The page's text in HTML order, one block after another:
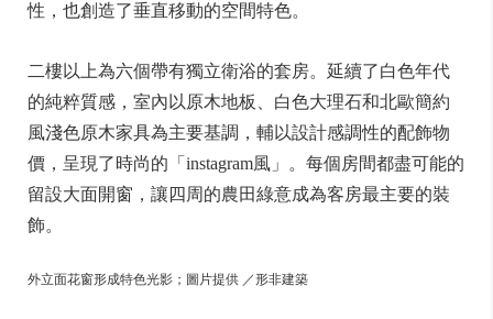
性，也創造了垂直移動的空間特色。
二樓以上為六個帶有獨立衛浴的套房。延續了白色年代
的純粹質感，室內以原木地板、白色大理石和北歐簡約
風淺色原木家具為主要基調，輔以設計感調性的配飾物
價，呈現了時尚的「instagram風」。每個房間都盡可能的
留設大面開窗，讓四周的農田綠意成為客房最主要的裝
飾。
外立面花窗形成特色光影；圖片提供 ／形非建築